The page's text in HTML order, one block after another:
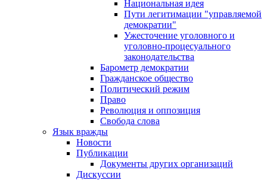
Национальная идея
Пути легитимации "управляемой
демократии"
Ужесточение уголовного и
уголовно-процесуального
законодательства
Барометр демократии
Гражданское общество
Политический режим
Право
Революция и оппозиция
Свобода слова
Язык вражды
Новости
Публикации
Документы других организаций
Дискуссии